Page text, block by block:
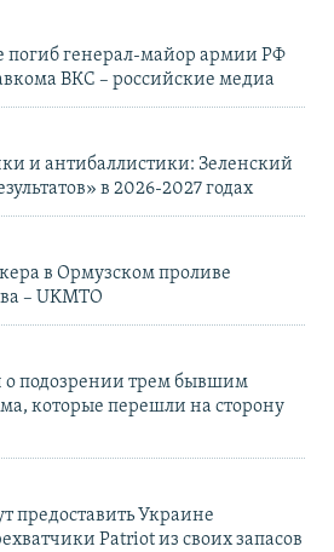
погиб генерал-майор армии РФ
ВКС – российские медиа
и антибаллистики: Зеленский
в 2026-2027 годах
в Ормузском проливе
– UKMTO
о подозрении трем бывшим
которые перешли на сторону
предоставить Украине
Patriot из своих запасов